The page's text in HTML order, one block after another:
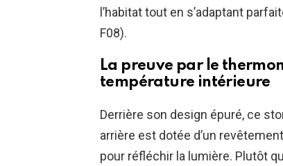
l’habitat tout en s’adaptant
F08).
La preuve par le
température intérieure
Derrière son design épuré, ce
arrière est dotée d’un
pour réfléchir la lumière. Plutôt